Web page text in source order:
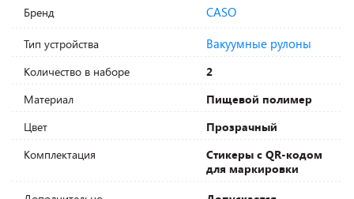
Бренд CASO
Тип устройства Вакуумные рулоны
Количество в наборе
2
Материал
Пищевой полимер
Цвет
Прозрачный
Комплектация
Стикеры с QR-кодом
для маркировки